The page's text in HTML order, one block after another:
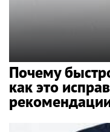
Почему
как это